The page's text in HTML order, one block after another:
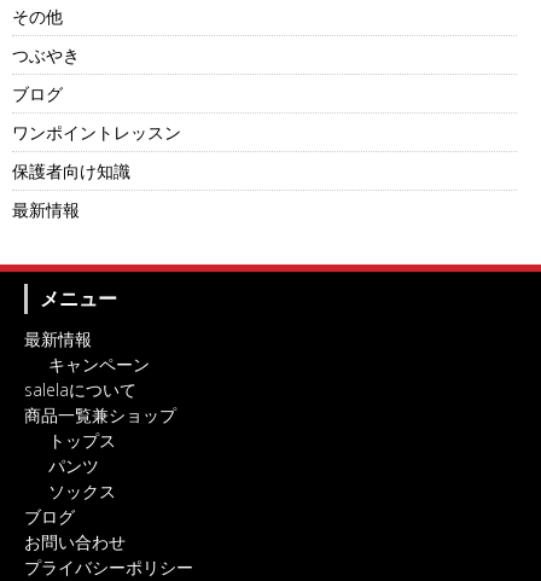
その他
つぶやき
ブログ
ワンポイントレッスン
保護者向け知識
最新情報
メニュー
最新情報
キャンペーン
salelaについて
商品一覧兼ショップ
トップス
パンツ
ソックス
ブログ
お問い合わせ
プライバシーポリシー